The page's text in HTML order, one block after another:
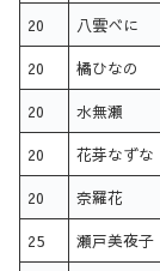
20 八雲べに
20 橘ひなの
20 水無瀬
20 花芽なずな
20 奈羅花
25 瀬戸美夜子